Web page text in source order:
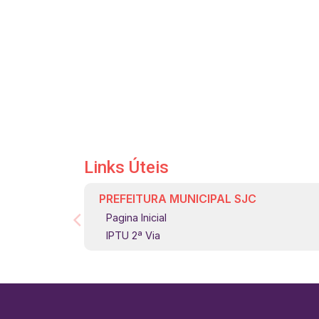
Links Úteis
PREFEITURA MUNICIPAL SJC
Pagina Inicial
IPTU 2ª Via